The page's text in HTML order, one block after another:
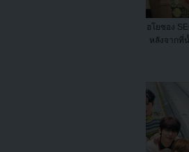
ฮโยซอง
หลังจากที่